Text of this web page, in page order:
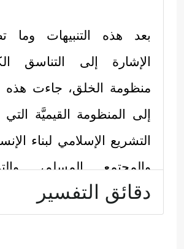
بعد هذه التنبيهات وما
الإشارة إلى التناسق
منظومة الخلق، جاءت هذه
إلى المنظومة القيميَّة التي
التشريع الإسلامي لبناء
والمجتمع المسلم،
استخلاصها في النقاط الآتية:
أولًا: الاستقامة على دين
دقائق التفسير